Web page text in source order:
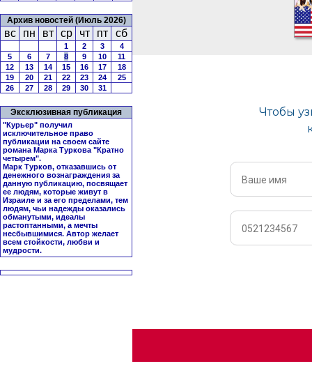
Архив новостей (Июль 2026)
вс пн вт ср чт пт сб
1 2 3
4
5
6 7 8 9 10
11
12
13 14 15 16 17
18
19
20 21 22 23 24
25
26
27 28 29 30 31
Эксклюзивная публикация
"Курьер" получил
исключительное право
публикации на своем сайте
романа Марка Туркова "Кратно
четырем".
Марк Турков, отказавшись от
денежного вознаграждения за
данную публикацию, посвящает
ее людям, которые живут в
Израиле и за его пределами, тем
людям, чьи надежды оказались
обманутыми, идеалы
растоптанными, а мечты
несбывшимися. Автор желает
всем стойкости, любви и
мудрости.